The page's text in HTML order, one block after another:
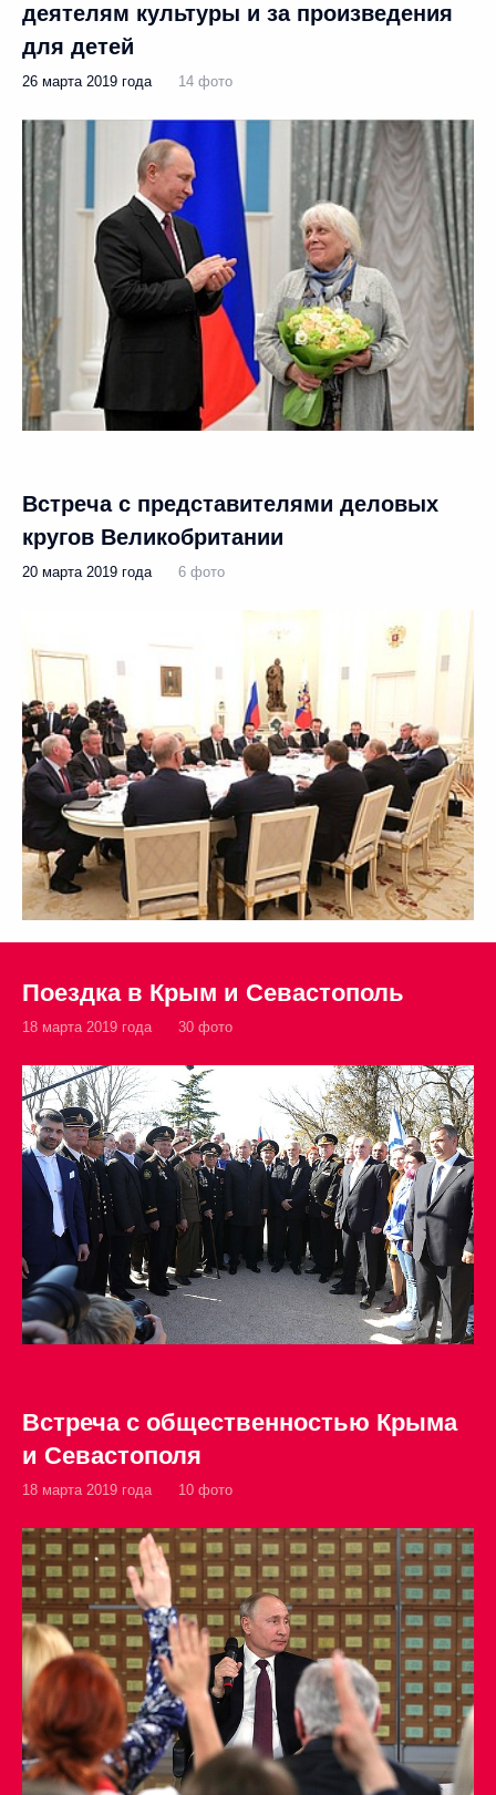
деятелям культуры и за произведения
для детей
26 марта 2019 года 14 фото
Встреча с представителями деловых
кругов Великобритании
20 марта 2019 года 6 фото
Поездка в Крым и Севастополь
18 марта 2019 года 30 фото
Встреча с общественностью Крыма
и Севастополя
18 марта 2019 года 10 фото